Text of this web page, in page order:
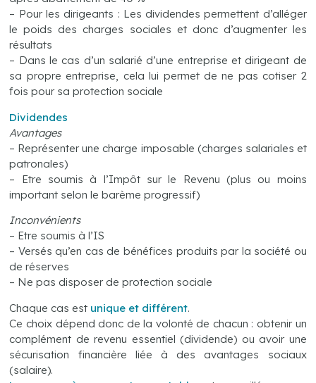
– Pour les dirigeants : Les dividendes permettent d’alléger
le poids des charges sociales et donc d’augmenter les
résultats
– Dans le cas d’un salarié d’une entreprise et dirigeant de
sa propre entreprise, cela lui permet de ne pas cotiser 2
fois pour sa protection sociale
Dividendes
Avantages
– Représenter une charge imposable (charges salariales et
patronales)
– Etre soumis à l’Impôt sur le Revenu (plus ou moins
important selon le barème progressif)
Inconvénients
– Etre soumis à l’IS
– Versés qu’en cas de bénéfices produits par la société ou
de réserves
– Ne pas disposer de protection sociale
Chaque cas est unique et différent.
Ce choix dépend donc de la volonté de chacun : obtenir un
complément de revenu essentiel (dividende) ou avoir une
sécurisation financière liée à des avantages sociaux
(salaire).